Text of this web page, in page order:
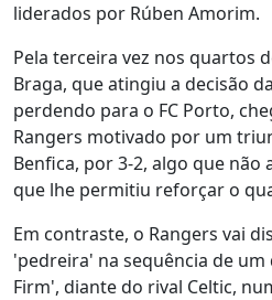
liderados por Rúben Amorim.
Pela terceira vez nos quartos
Braga, que atingiu a decisão
perdendo para o FC Porto,
Rangers motivado por um
Benfica, por 3-2, algo que não
que lhe permitiu reforçar o
Em contraste, o Rangers vai
'pedreira' na sequência de
Firm', diante do rival Celtic,